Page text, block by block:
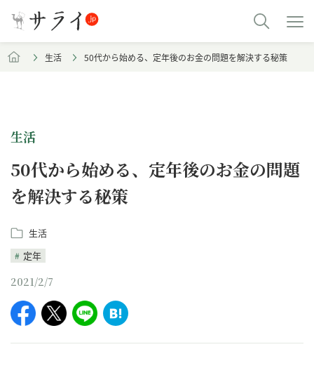
生活 50代から始める、定年後のお金の問題を解決する秘策
生活
50代から始める、定年後のお金の問題
を解決する秘策
生活
定年
2021/2/7